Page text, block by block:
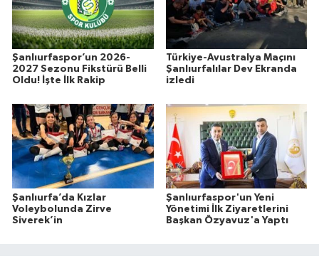
Şanlıurfaspor’un 2026-
2027 Sezonu Fikstürü Belli
Oldu! İşte İlk Rakip
Türkiye-Avustralya Maçını
Şanlıurfalılar Dev Ekranda
izledi
Şanlıurfa’da Kızlar
Voleybolunda Zirve
Siverek’in
Şanlıurfaspor'un Yeni
Yönetimi İlk Ziyaretlerini
Başkan Özyavuz'a Yaptı